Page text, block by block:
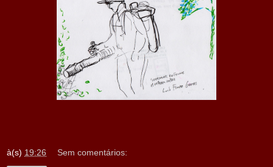
à(s) 19:26 Sem comentários: